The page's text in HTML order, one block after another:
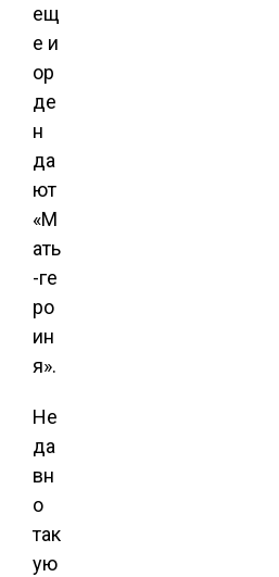
ещ
е и
ор
де
н
да
ют
«М
ать
-ге
ро
ин
я».
Не
да
вн
о
так
ую